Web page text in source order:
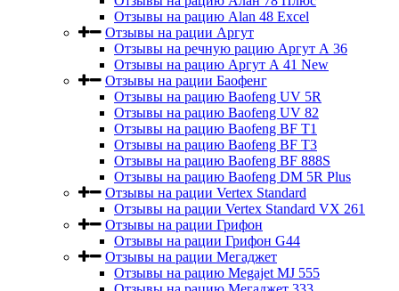
Отзывы на рацию Alan 48 Excel
Отзывы на рации Аргут
Отзывы на речную рацию Аргут А 36
Отзывы на рацию Аргут А 41 New
Отзывы на рации Баофенг
Отзывы на рацию Baofeng UV 5R
Отзывы на рацию Baofeng UV 82
Отзывы на рацию Baofeng BF T1
Отзывы на рацию Baofeng BF T3
Отзывы на рацию Baofeng BF 888S
Отзывы на рацию Baofeng DM 5R Plus
Отзывы на рации Vertex Standard
Отзывы на рации Vertex Standard VX 261
Отзывы на рации Грифон
Отзывы на рации Грифон G44
Отзывы на рации Мегаджет
Отзывы на рацию Megajet MJ 555